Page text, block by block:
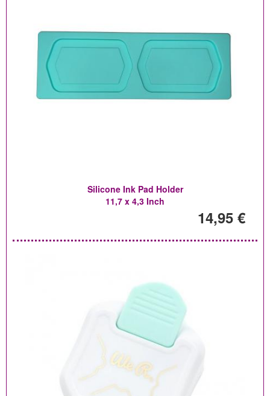
Silicone Ink Pad Holder
11,7 x 4,3 Inch
14,95 €